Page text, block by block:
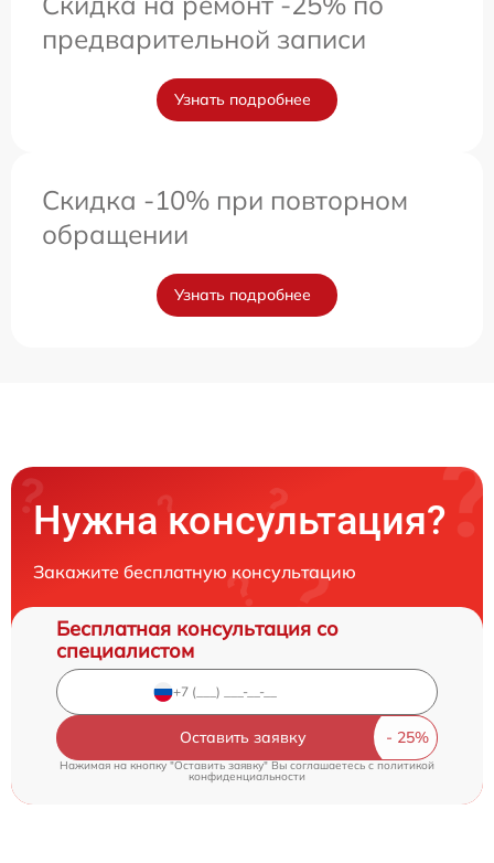
предварительной записи
Узнать подробнее
Скидка -10% при повторном
обращении
Узнать подробнее
Нужна консультация?
Закажите бесплатную консультацию
Бесплатная консультация со
специалистом
Оставить заявку
Нажимая на кнопку "Оставить заявку" Вы соглашаетесь cполитикой
конфиденциальности